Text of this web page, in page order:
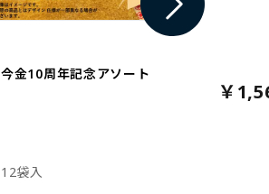
今金10周年記念アソート
12袋入
￥